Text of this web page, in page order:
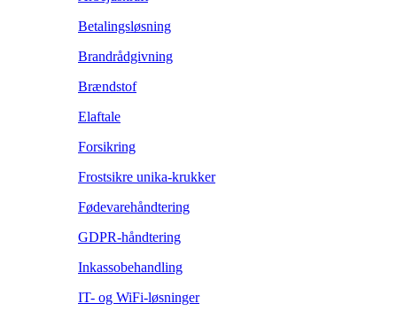
Betalingsløsning
Brandrådgivning
Brændstof
Elaftale
Forsikring
Frostsikre unika-krukker
Fødevarehåndtering
GDPR-håndtering
Inkassobehandling
IT- og WiFi-løsninger